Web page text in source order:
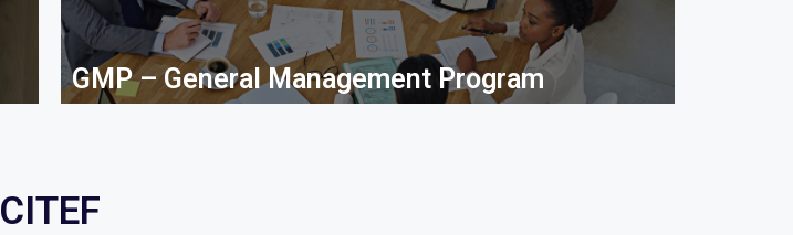
GMP – General Management Program
CITEF